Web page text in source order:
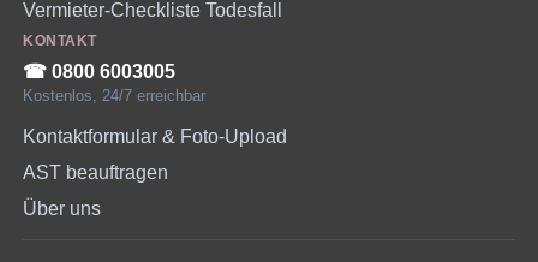
Vermieter-Checkliste Todesfall
KONTAKT
☎︎ 0800 6003005
Kostenlos, 24/7 erreichbar
Kontaktformular & Foto-Upload
AST beauftragen
Über uns